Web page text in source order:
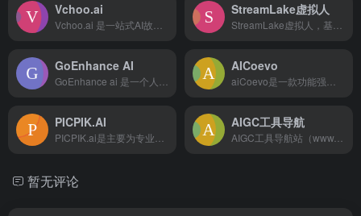
Vchoo.ai
Vchoo.ai 是一站式AI故事短片创作工具，用户只需一句...
StreamLake虚拟人
StreamLake虚拟人，基于自研的虚拟人全链路ai技术...
GoEnhance AI
GoEnhance ai 是一个人工智能驱动的视频转动漫风格...
AICoevo
aiCoevo是一款功能强大且易于使用的AI视频风格转换工具...
PICPIK.AI
PICPIK.ai是主要为专业用户设计的人工智能绘图产品。它...
AIGC工具导航
AIGC工具导航站（www.aigc.cn）简称：AIGC导航，一个全网分类最全，收录最全的生成式人工智能工具导航平台，分类包括AI写作、AI绘画、AI视频、AI办公、AI数字人、AI设计、AI语音、AI音乐、AI论文、AI简历、AI智能体、文本转语音等AI工具。AIGC导航提供一站式AI工具导航服务，帮助用户快速找到能够提升工作效率和创作能力的生产力工具。找AI工具，就上AIGC工具导航！
暂无评论